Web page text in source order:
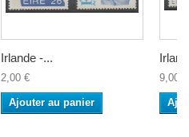
Irlande -...
2,00 €
Ajouter au panier
9,00 €